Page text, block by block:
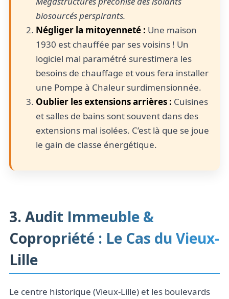
biosourcés perspirants.
Négliger la mitoyenneté : Une maison
1930 est chauffée par ses voisins ! Un
logiciel mal paramétré surestimera les
besoins de chauffage et vous fera installer
une Pompe à Chaleur surdimensionnée.
Oublier les extensions arrières : Cuisines
et salles de bains sont souvent dans des
extensions mal isolées. C’est là que se joue
le gain de classe énergétique.
3. Audit Immeuble &
Copropriété : Le Cas du Vieux-
Lille
Le centre historique (Vieux-Lille) et les boulevards